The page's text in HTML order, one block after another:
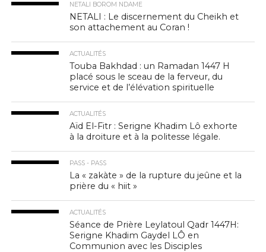
NETALI BOROM NDAME
NETALI : Le discernement du Cheikh et
son attachement au Coran !
ACTUALITÉS
Touba Bakhdad : un Ramadan 1447 H
placé sous le sceau de la ferveur, du
service et de l’élévation spirituelle
ACTUALITÉS
Aïd El-Fitr : Serigne Khadim Lô exhorte
à la droiture et à la politesse légale.
PASS - PASS
La « zakàte » de la rupture du jeûne et la
prière du « hiit »
ACTUALITÉS
Séance de Prière Leylatoul Qadr 1447H:
Serigne Khadim Gaydel LÔ en
Communion avec les Disciples